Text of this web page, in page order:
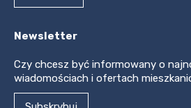
Newsletter
Czy chcesz być informowany o
wiadomościach i ofertach